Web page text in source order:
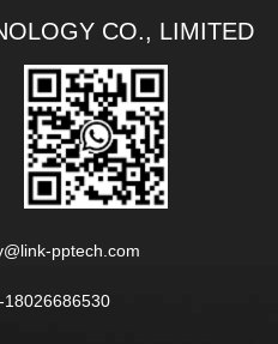
CO., LIMITED
pptech.com
18026686530